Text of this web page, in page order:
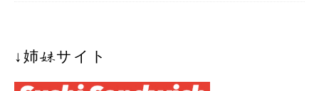
↓姉妹サイト